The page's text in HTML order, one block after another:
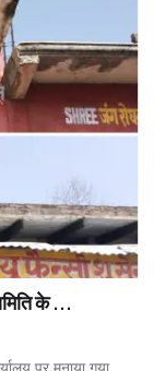
के ...
पर मनाया गया